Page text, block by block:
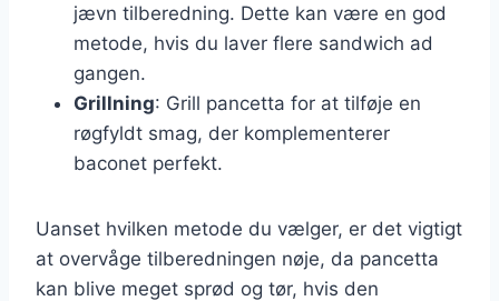
jævn tilberedning. Dette kan være en god
metode, hvis du laver flere sandwich ad
gangen.
Grillning: Grill pancetta for at tilføje en
røgfyldt smag, der komplementerer
baconet perfekt.
Uanset hvilken metode du vælger, er det vigtigt
at overvåge tilberedningen nøje, da pancetta
kan blive meget sprød og tør, hvis den